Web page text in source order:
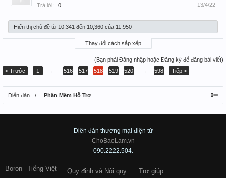
Trả lời:
0 13/4/22
Hiển thị chủ đề từ 10,341 đến 10,360 của 11,950
Thay đổi cách sắp xếp
(Bạn phải Đăng nhập hoặc Đăng ký để đăng bài viết)
< Trước
1 ← 516 517 518 519 520 → 598 Tiếp >
Diễn đàn Phần Mềm Hỗ Trợ
Diên đàn thương mại điện tử
ChoBaoLam.vn
090.2222.504.
Boron Tiếng Việt Quy định và Nội quy Trợ giúp